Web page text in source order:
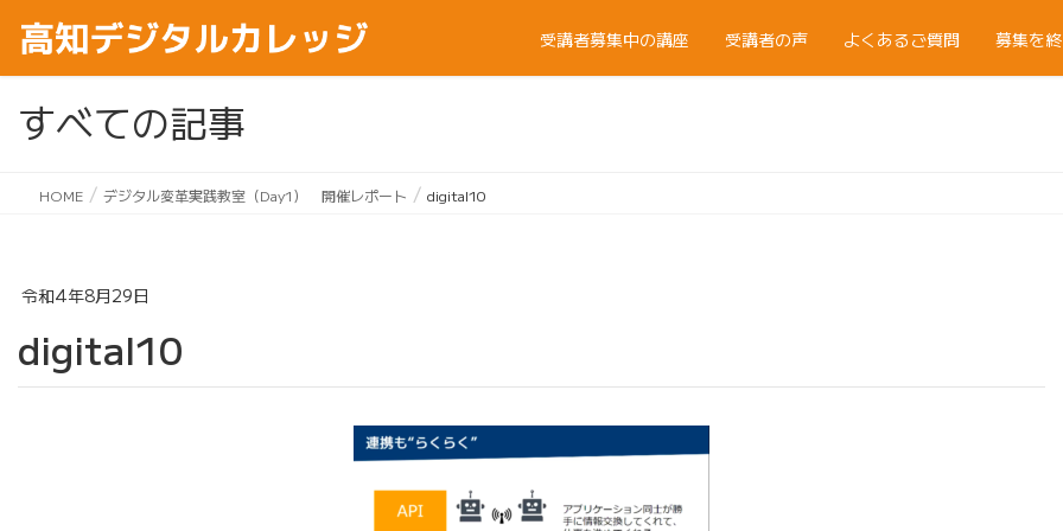
受講者募集中の講座 受講者の声 よくあるご質問 募集を
すべての記事
HOME デジタル変革実践教室（Day1） 開催レポート digital10
令和4年8月29日
digital10